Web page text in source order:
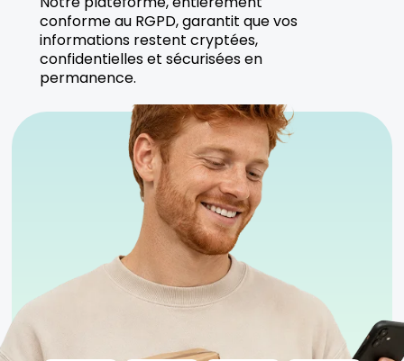
conforme au RGPD, garantit que vos
informations restent cryptées,
confidentielles et sécurisées en
permanence.